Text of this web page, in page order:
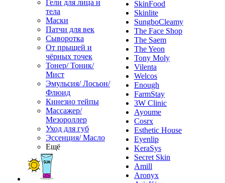
Гели для лица и
тела
Маски
Патчи для век
Сыворотка
От прыщей и
чёрных точек
Тонер/ Тоник/
Мист
Эмульсия/ Лосьон/
Флюид
Кинезио тейпы
Массажер/
Мезороллер
Уход для губ
Эссенция/ Масло
Ещё
SkinFood
Skinlite
SungboCleamy
The Face Shop
The Saem
The Yeon
Tony Moly
Vilenta
Welcos
Enough
FarmStay
3W Clinic
Ayoume
Cosrx
Esthetic House
Eyenlip
KeraSys
Secret Skin
Amill
Aronyx